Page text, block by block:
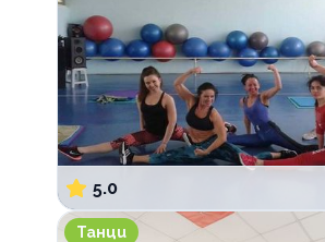
5.0
Salsa Spirit DO Латино танци
Танци